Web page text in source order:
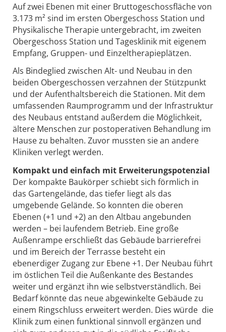
Auf zwei Ebenen mit einer Bruttogeschossfläche von
3.173 m² sind im ersten Obergeschoss Station und
Physikalische Therapie untergebracht, im zweiten
Obergeschoss Station und Tagesklinik mit eigenem
Empfang, Gruppen- und Einzeltherapieplätzen.
Als Bindeglied zwischen Alt- und Neubau in den
beiden Obergeschossen verzahnen der Stützpunkt
und der Aufenthaltsbereich die Stationen. Mit dem
umfassenden Raumprogramm und der Infrastruktur
des Neubaus entstand außerdem die Möglichkeit,
ältere Menschen zur postoperativen Behandlung im
Hause zu behalten. Zuvor mussten sie an andere
Kliniken verlegt werden.
Kompakt und einfach mit Erweiterungspotenzial
Der kompakte Baukörper schiebt sich förmlich in
das Gartengelände, das tiefer liegt als das
umgebende Gelände. So konnten die oberen
Ebenen (+1 und +2) an den Altbau angebunden
werden – bei laufendem Betrieb. Eine große
Außenrampe erschließt das Gebäude barrierefrei
und im Bereich der Terrasse besteht ein
ebenerdiger Zugang zur Ebene +1. Der Neubau führt
im östlichen Teil die Außenkante des Bestandes
weiter und ergänzt ihn wie selbstverständlich. Bei
Bedarf könnte das neue abgewinkelte Gebäude zu
einem Ringschluss erweitert werden. Dies würde die
Klinik zum einen funktional sinnvoll ergänzen und